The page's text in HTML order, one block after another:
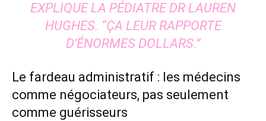
EXPLIQUE LA PÉDIATRE DR LAUREN
HUGHES. “ÇA LEUR RAPPORTE
D’ÉNORMES DOLLARS.”
Le fardeau administratif : les médecins
comme négociateurs, pas seulement
comme guérisseurs